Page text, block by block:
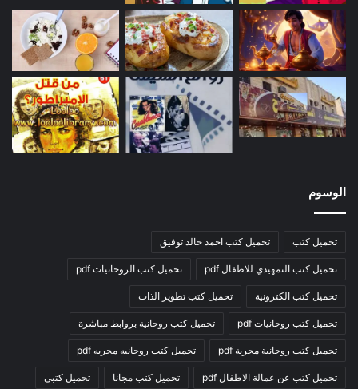
الوسوم
تحميل كتب تحميل كتب احمد خالد توفيق
تحميل كتب التمهيدي للاطفال pdf تحميل كتب الروحانيات pdf
تحميل كتب الكترونية تحميل كتب تطوير الذات
تحميل كتب روحانيات pdf تحميل كتب روحانية بروابط مباشرة
تحميل كتب روحانية مجربة pdf تحميل كتب روحانيه مجربه pdf
تحميل كتب عن عمالة الاطفال pdf تحميل كتب مجانا تحميل كتبي